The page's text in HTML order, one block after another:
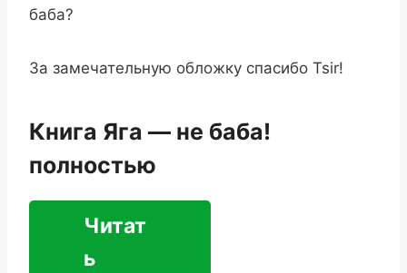
баба?
За замечательную обложку спасибо Tsir!
Книга Яга — не баба!
полностью
Читат
ь